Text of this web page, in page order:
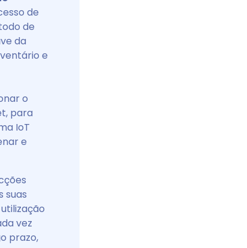
de
de
da
e
o
para
IoT
e
suas
vez
prazo,